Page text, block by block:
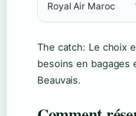
Royal Air Maroc
The catch: Le choix
besoins en bagages
Beauvais.